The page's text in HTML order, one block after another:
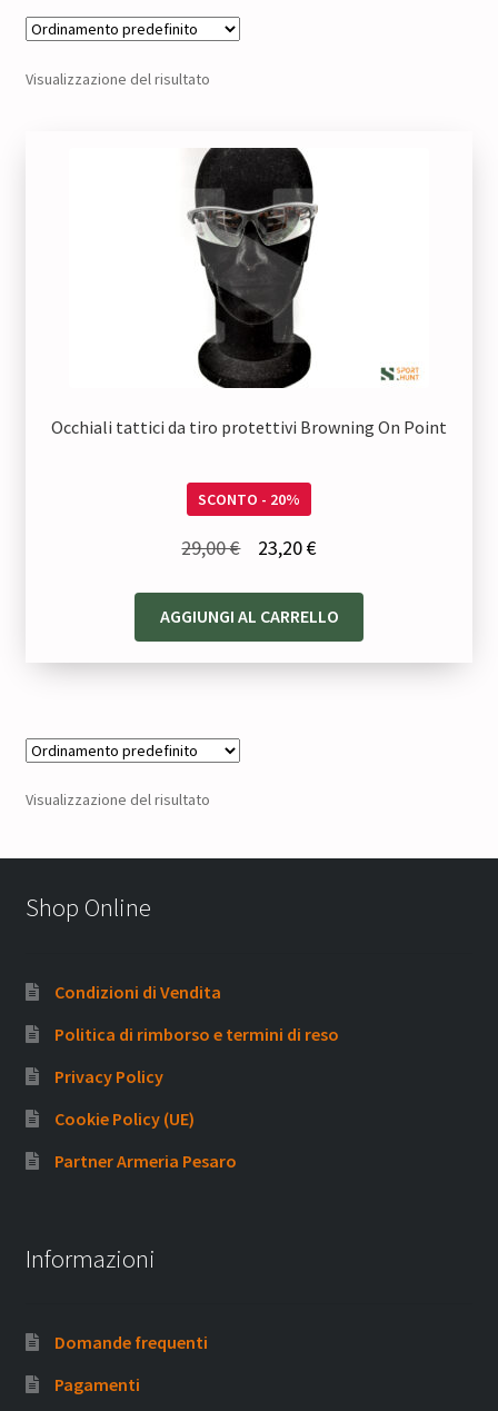
Visualizzazione del risultato
Occhiali tattici da tiro protettivi Browning On Point
SCONTO - 20%
29,00€
originale
era:
23,20€Il
attuale
è:
AGGIUNGI AL CARRELLO
Visualizzazione del risultato
Shop Online
Condizioni di Vendita
Politica di rimborso e termini di reso
Privacy Policy
Cookie Policy (UE)
Partner Armeria Pesaro
Informazioni
Domande frequenti
Pagamenti